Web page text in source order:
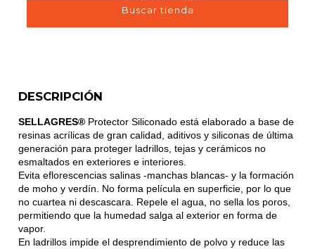
Buscar tienda
DESCRIPCIÓN
SELLAGRES® Protector Siliconado está elaborado a base de
resinas acrílicas de gran calidad, aditivos y siliconas de última
generación para proteger ladrillos, tejas y cerámicos no
esmaltados en exteriores e interiores.
Evita eflorescencias salinas -manchas blancas- y la formación
de moho y verdín. No forma película en superficie, por lo que
no cuartea ni descascara. Repele el agua, no sella los poros,
permitiendo que la humedad salga al exterior en forma de
vapor.
En ladrillos impide el desprendimiento de polvo y reduce las